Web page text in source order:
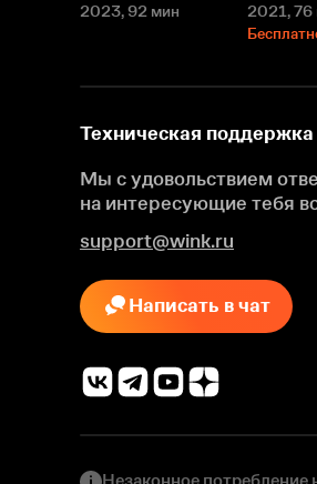
2023, 92 мин 2021, 76
Техническая поддержка
Мы с удовольствием
на интересующие тебя
support@wink.ru
Написать в чат
Незаконное потребление